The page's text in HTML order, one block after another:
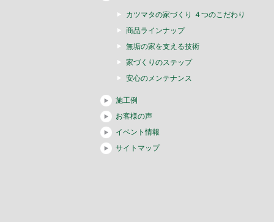
カツマタの家づくり ４つのこだわり
商品ラインナップ
無垢の家を支える技術
家づくりのステップ
安心のメンテナンス
施工例
お客様の声
イベント情報
サイトマップ